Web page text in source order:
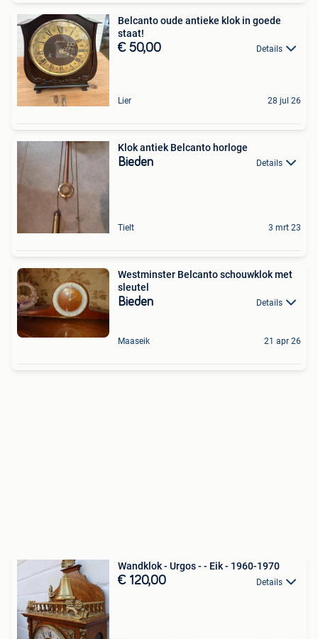
Belcanto oude antieke klok in goede
staat!
€ 50,00 Details
Lier 28 jul 26
Klok antiek Belcanto horloge
Bieden Details
Tielt 3 mrt 23
Westminster Belcanto schouwklok met
sleutel
Bieden Details
Maaseik 21 apr 26
Wandklok - Urgos - - Eik - 1960-1970
€ 120,00 Details